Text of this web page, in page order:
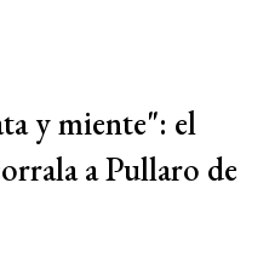
y miente": el
a Pullaro de